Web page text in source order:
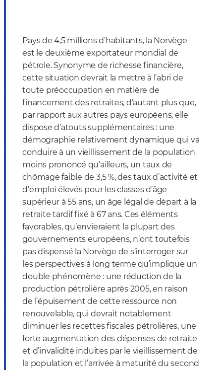
Pays de 4,5 millions d’habitants, la Norvège
est le deuxième exportateur mondial de
pétrole. Synonyme de richesse financière,
cette situation devrait la mettre à l’abri de
toute préoccupation en matière de
financement des retraites, d’autant plus que,
par rapport aux autres pays européens, elle
dispose d’atouts supplémentaires : une
démographie relativement dynamique qui va
conduire à un vieillissement de la population
moins prononcé qu’ailleurs, un taux de
chômage faible de 3,5 %, des taux d’activité et
d’emploi élevés pour les classes d’âge
supérieur à 55 ans, un âge légal de départ à la
retraite tardif fixé à 67 ans. Ces éléments
favorables, qu’envieraient la plupart des
gouvernements européens, n’ont toutefois
pas dispensé la Norvège de s’interroger sur
les perspectives à long terme qu’implique un
double phénomène : une réduction de la
production pétrolière après 2005, en raison
de l’épuisement de cette ressource non
renouvelable, qui devrait notablement
diminuer les recettes fiscales pétrolières, une
forte augmentation des dépenses de retraite
et d’invalidité induites par le vieillissement de
la population et l’arrivée à maturité du second